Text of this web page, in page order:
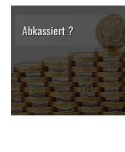
Abkassiert ?